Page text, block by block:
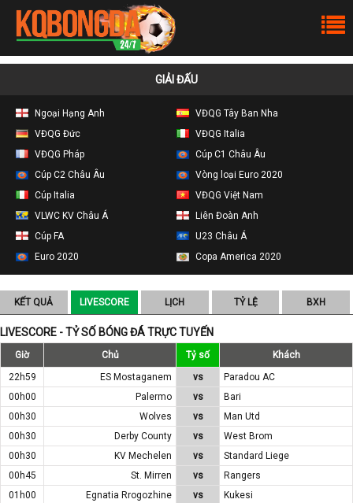
GIẢI ĐẤU
Ngoại Hạng Anh
VĐQG Tây Ban Nha
VĐQG Đức
VĐQG Italia
VĐQG Pháp
Cúp C1 Châu Âu
Cúp C2 Châu Âu
Vòng loại Euro 2020
Cúp Italia
VĐQG Việt Nam
VLWC KV Châu Á
Liên Đoàn Anh
Cúp FA
U23 Châu Á
Euro 2020
Copa America 2020
KẾT QUẢ LIVESCORE LỊCH TỶ LỆ BXH
LIVESCORE - TỶ SỐ BÓNG ĐÁ TRỰC TUYẾN
Giờ Chủ Tỷ số
Khách
22h59
ES Mostaganem vs
Paradou AC
00h00
Palermo vs
Bari
00h30
Wolves vs
Man Utd
00h30
Derby County vs
West Brom
00h30
KV Mechelen vs
Standard Liege
00h45
St. Mirren vs
Rangers
01h00
Egnatia Rrogozhine vs
Kukesi